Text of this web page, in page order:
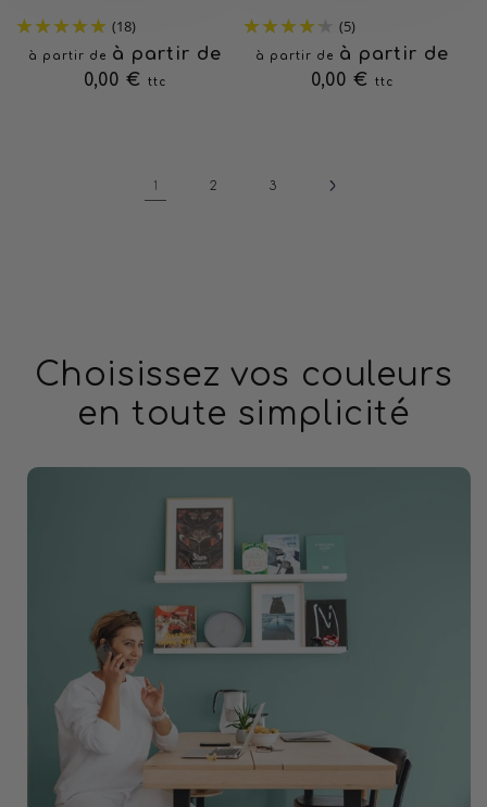
(18)
Prix
habituel
à partir de
à partir de
0,00 €
ttc
(5)
Prix
habituel
à partir de
à partir de
0,00 €
ttc
1 2 3
Choisissez vos couleurs
en toute simplicité